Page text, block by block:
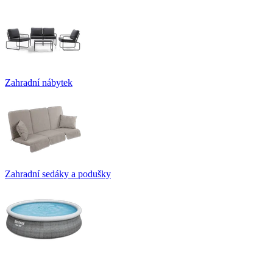
Zahradní nábytek
Zahradní sedáky a podušky